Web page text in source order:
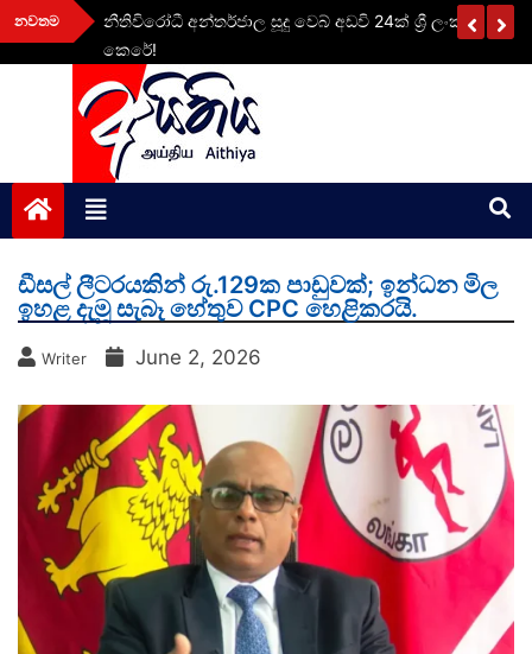
Skip
to
නවතම
නීතිවිරෝධී අන්තර්ජාල සූදු වෙබ් අඩවි 24ක් ශ්‍රී ලංකාව තුළ
කෙරේ!
aithiya
Human Rights News
ඩීසල් ලීටරයකින් රු.129ක පාඩුවක්; ඉන්ධන මිල
ඉහළ දැමූ සැබෑ හේතුව CPC හෙළිකරයි.
Writer June 2, 2026